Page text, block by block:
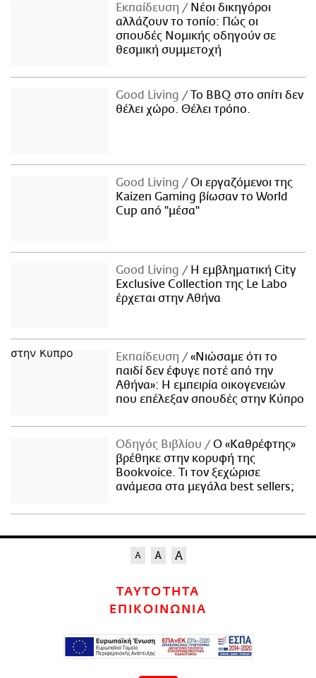
Εκπαίδευση
Νέοι δικηγόροι
αλλάζουν το τοπίο: Πώς οι
σπουδές Νομικής οδηγούν σε
θεσμική συμμετοχή
Good Living
Το BBQ στο σπίτι δεν
θέλει χώρο. Θέλει τρόπο.
Good Living
Οι εργαζόμενοι της
Kaizen Gaming βίωσαν το World
Cup από "μέσα"
Good Living
Η εμβληματική City
Exclusive Collection της Le Labo
έρχεται στην Αθήνα
Εκπαίδευση
«Νιώσαμε ότι το
παιδί δεν έφυγε ποτέ από την
Αθήνα»: Η εμπειρία οικογενειών
που επέλεξαν σπουδές στην Κύπρο
Οδηγός Βιβλίου
Ο «Καθρέφτης»
βρέθηκε στην κορυφή της
Bookvoice. Τι τον ξεχώρισε
ανάμεσα στα μεγάλα best sellers;
ΤΑΥΤΟΤΗΤΑ
ΕΠΙΚΟΙΝΩΝΙΑ